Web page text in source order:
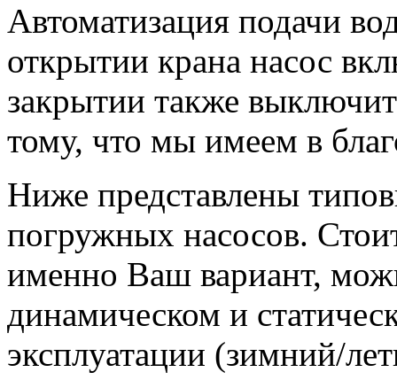
Автоматизация подачи
открытии крана насос
закрытии также
тому, что мы имеем в
Ниже представлены
погружных насосов.
именно Ваш вариант,
динамическом и
эксплуатации (зимний/